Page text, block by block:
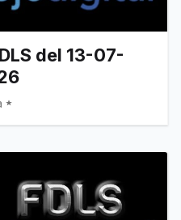
del 13-07-